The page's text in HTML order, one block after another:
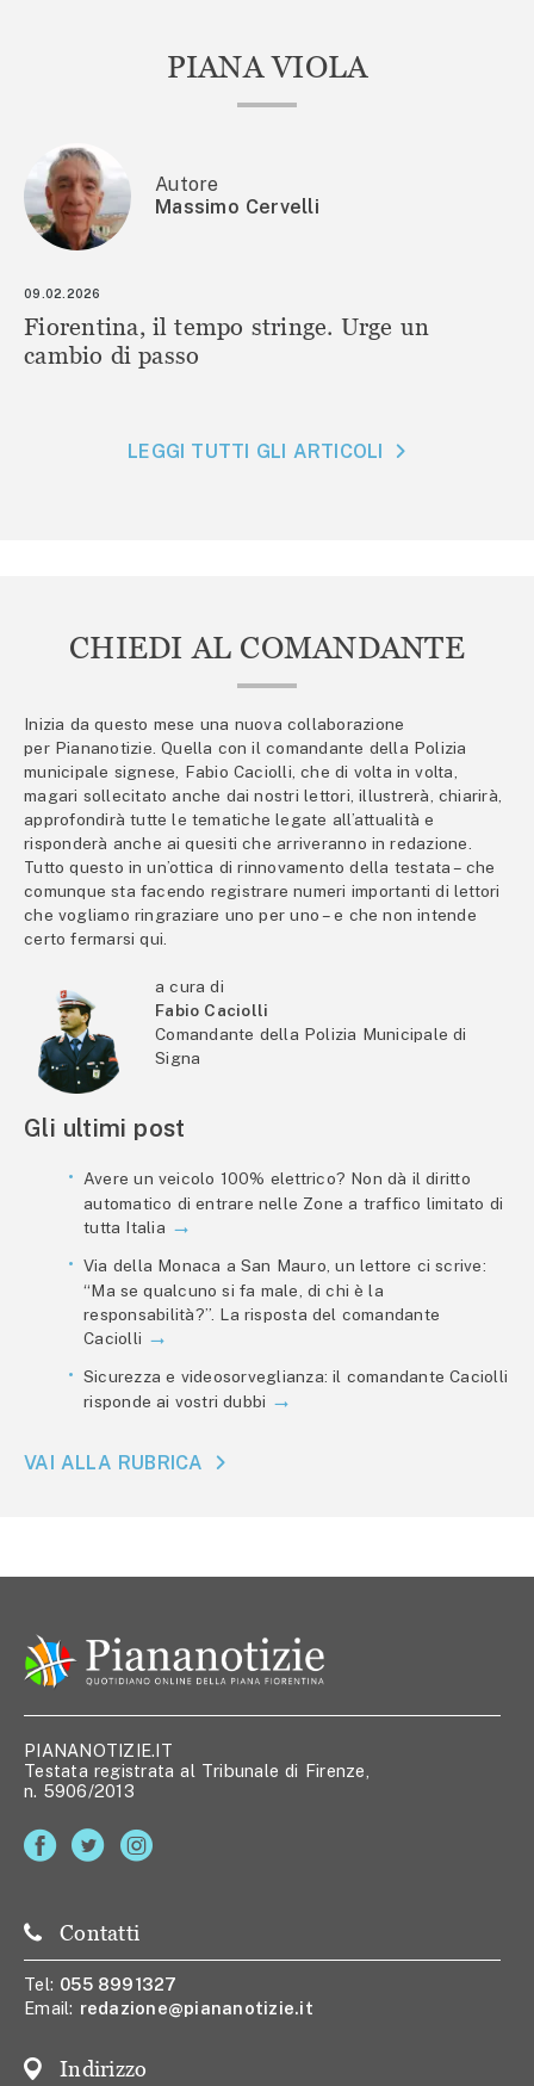
PIANA VIOLA
Autore
Massimo Cervelli
09.02.2026
Fiorentina, il tempo stringe. Urge un
cambio di passo
LEGGI TUTTI GLI ARTICOLI
CHIEDI AL COMANDANTE
Inizia da questo mese una nuova collaborazione
per Piananotizie. Quella con il comandante della Polizia
municipale signese, Fabio Caciolli, che di volta in volta,
magari sollecitato anche dai nostri lettori, illustrerà, chiarirà,
approfondirà tutte le tematiche legate all’attualità e
risponderà anche ai quesiti che arriveranno in redazione.
Tutto questo in un’ottica di rinnovamento della testata – che
comunque sta facendo registrare numeri importanti di lettori
che vogliamo ringraziare uno per uno – e che non intende
certo fermarsi qui.
a cura di
Fabio Caciolli
Comandante della Polizia Municipale di
Signa
Gli ultimi post
Avere un veicolo 100% elettrico? Non dà il diritto
automatico di entrare nelle Zone a traffico limitato di
tutta Italia
Via della Monaca a San Mauro, un lettore ci scrive:
“Ma se qualcuno si fa male, di chi è la
responsabilità?”. La risposta del comandante
Caciolli
Sicurezza e videosorveglianza: il comandante Caciolli
risponde ai vostri dubbi
VAI ALLA RUBRICA
PIANANOTIZIE.IT
Testata registrata al Tribunale di Firenze,
n. 5906/2013
Contatti
Tel: 055 8991327
Email: redazione@piananotizie.it
Indirizzo